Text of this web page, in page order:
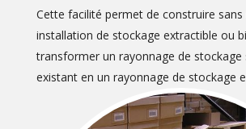
Cette facilité permet de construire
installation de stockage extractible ou
transformer un rayonnage de stockage
existant en un rayonnage de stockage